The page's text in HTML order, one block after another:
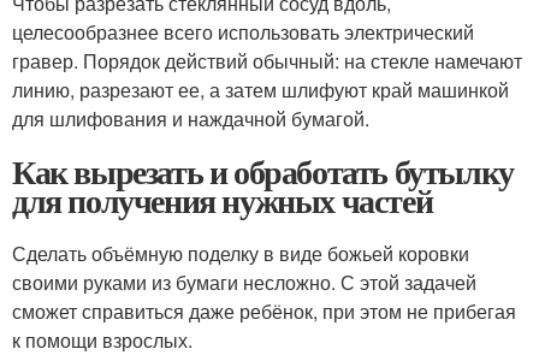
целесообразнее всего использовать электрический
гравер. Порядок действий обычный: на стекле намечают
линию, разрезают ее, а затем шлифуют край машинкой
для шлифования и наждачной бумагой.
Как вырезать и обработать бутылку
для получения нужных частей
Сделать объёмную поделку в виде божьей коровки
своими руками из бумаги несложно. С этой задачей
сможет справиться даже ребёнок, при этом не прибегая
к помощи взрослых.